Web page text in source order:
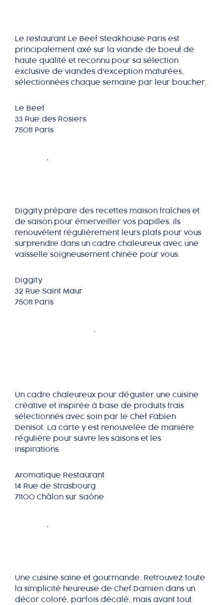
Le restaurant Le Beef Steakhouse Paris est
principalement axé sur la viande de boeuf de
haute qualité et reconnu pour sa sélection
exclusive de viandes d'exception maturées,
sélectionnées chaque semaine par leur boucher.
Le Beef
33 Rue des Rosiers
75011 Paris
,
Diggity prépare des recettes maison fraîches et
de saison pour émerveiller vos papilles. Ils
renouvèlent régulièrement leurs plats pour vous
surprendre dans un cadre chaleureux avec une
vaisselle soigneusement chinée pour vous.
Diggity
32 Rue Saint Maur
75011 Paris
,
Un cadre chaleureux pour déguster une cuisine
créative et inspirée à base de produits frais
sélectionnés avec soin par le Chef Fabien
Denisot. La carte y est renouvelée de manière
régulière pour suivre les saisons et les
inspirations.
Aromatique Restaurant
14 Rue de Strasbourg
71100 Châlon sur Saône
,
Une cuisine saine et gourmande. Retrouvez toute
la simplicité heureuse de Chef Damien dans un
décor coloré, parfois décalé, mais avant tout